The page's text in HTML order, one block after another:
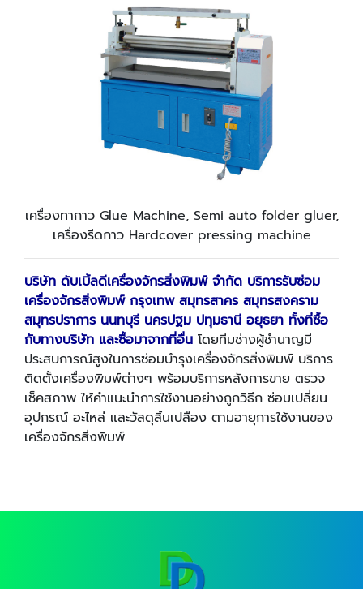
เครื่องทากาว Glue Machine, Semi auto folder gluer,
เครื่องรีดกาว Hardcover pressing machine
บริษัท ดับเบิ้ลดีเครื่องจักรสิ่งพิมพ์ จำกัด บริการรับซ่อม
เครื่องจักรสิ่งพิมพ์ กรุงเทพ สมุทรสาคร สมุทรสงคราม
สมุทรปราการ นนทบุรี นครปฐม ปทุมธานี อยุธยา ทั้งที่ซื้อ
กับทางบริษัท และซื้อมาจากที่อื่น โดยทีมช่างผู้ชำนาญมี
ประสบการณ์สูงในการซ่อมบำรุงเครื่องจักรสิ่งพิมพ์ บริการ
ติดตั้งเครื่องพิมพ์ต่างๆ พร้อมบริการหลังการขาย ตรวจ
เช็คสภาพ ให้คำแนะนำการใช้งานอย่างถูกวิธีก ซ่อมเปลี่ยน
อุปกรณ์ อะไหล่ และวัสดุสิ้นเปลือง ตามอายุการใช้งานของ
เครื่องจักรสิ่งพิมพ์